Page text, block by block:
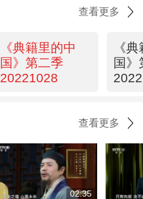
查看更多
《典籍里的中
国》第二季
20221028
《
国》
查看更多
02:35